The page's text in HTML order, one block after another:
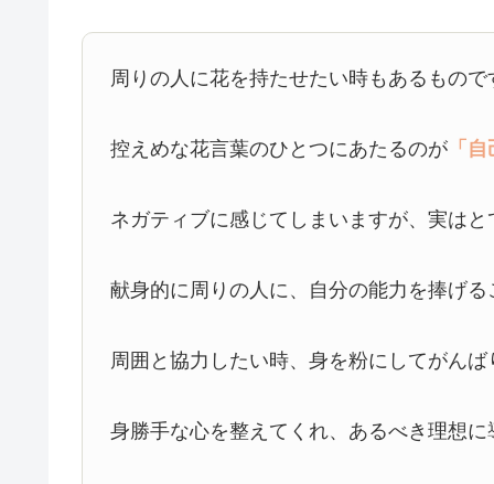
周りの人に花を持たせたい時もあるもので
控えめな花言葉のひとつにあたるのが 「
ネガティブに感じてしまいますが、実は
献身的に周りの人に、自分の能力を捧げ
周囲と協力したい時、身を粉にしてがん
身勝手な心を整えてくれ、あるべき理想